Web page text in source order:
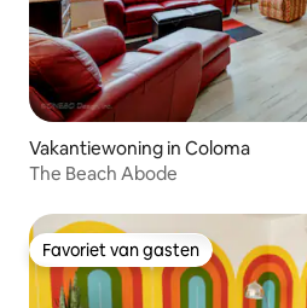
Vakantiewoning in Coloma
The Beach Abode
Favoriet van gasten
Favoriet van gasten